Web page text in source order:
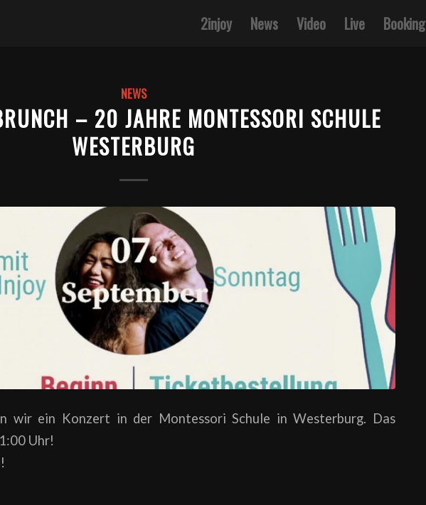
2injoy News Video Live Booking
NEWS
– 20 JAHRE MONTESSORI SCHULE
WESTERBURG
wir ein Konzert in der Montessori Schule in Westerburg. Das
Uhr!